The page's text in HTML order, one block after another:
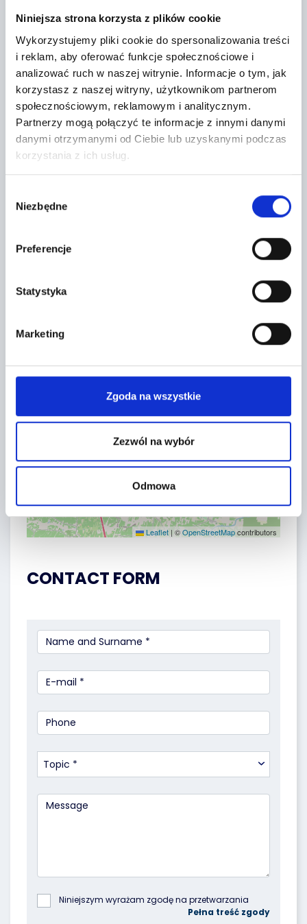
Niniejsza strona korzysta z plików cookie
Wykorzystujemy pliki cookie do spersonalizowania treści
i reklam, aby oferować funkcje społecznościowe i
analizować ruch w naszej witrynie. Informacje o tym, jak
korzystasz z naszej witryny, użytkownikom partnerom
społecznościowym, reklamowym i analitycznym.
Partnerzy mogą połączyć te informacje z innymi danymi
danymi otrzymanymi od Ciebie lub uzyskanymi podczas
korzystania z ich usług.
zgody
Niezbędne
Preferencje
Statystyka
Marketing
Zgoda na wszystkie
Zezwól na wybór
Odmowa
SELLER :
PEKAO LEASING SP Z O. O.
Seller`s terms and conditions
Localization:
Grójec,
Leaflet | ©OpenStreetMapcontributors
CONTACT FORM
Topic *
Niniejszym wyrażam zgodę na przetwarzania
podanych przeze mnie danych osobowych przez